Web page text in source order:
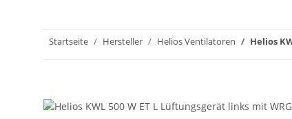
Startseite Hersteller Helios Ventilatoren Helios